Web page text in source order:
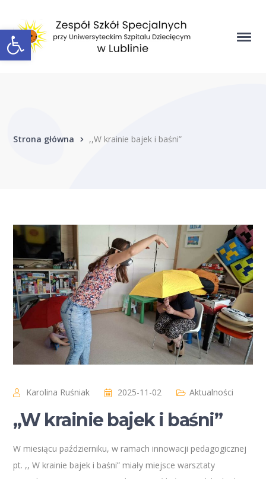
Open toolbar
Strona główna ,,W krainie bajek i baśni”
Karolina Ruśniak 2025-11-02 Aktualności
,,W krainie bajek i baśni”
W miesiącu październiku, w ramach innowacji pedagogicznej
pt. ,, W krainie bajek i baśni” miały miejsce warsztaty